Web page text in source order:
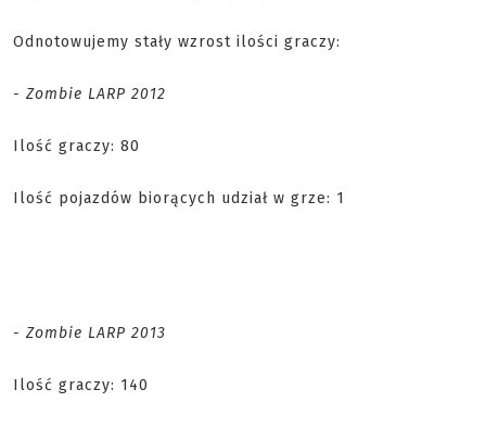
Odnotowujemy stały wzrost ilości graczy:
- Zombie LARP 2012
Ilość graczy: 80
Ilość pojazdów biorących udział w grze: 1
- Zombie LARP 2013
Ilość graczy: 140